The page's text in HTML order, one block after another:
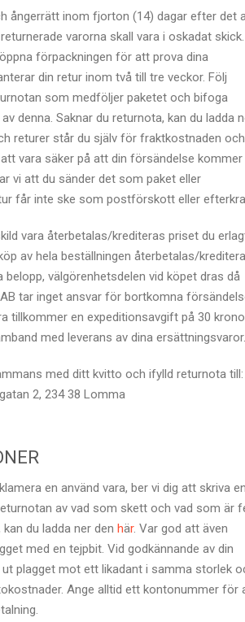
ångerrätt inom fjorton (14) dagar efter det
varorna skall vara i oskadat skick.
förpackningen för att prova dina
din retur inom två till tre veckor. Följ
som medföljer paketet och bifoga
denna. Saknar du returnota, kan du ladda
returer står du själv för fraktkostnaden och
vara säker på att din försändelse kommer
vi att du sänder det som paket eller
får inte ske som postförskott eller
vara återbetalas/krediteras priset du
av hela beställningen återbetalas/
belopp, välgörenhetsdelen vid köpet dras då
tar inget ansvar för bortkomna
tillkommer en expeditionsavgift på 30
med leverans av dina ersättningsvaror.
med ditt kvitto och ifylld returnota till:
2, 234 38 Lomma
en använd vara, ber vi dig att skriva
av vad som skett och vad som är
du ladda ner den här. Var god att även
med en tejpbit. Vid godkännande av din
plagget mot ett likadant i samma storlek
Ange alltid ett kontonummer för